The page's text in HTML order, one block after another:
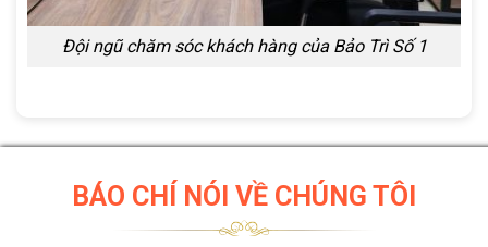
Đội ngũ chăm sóc khách hàng của Bảo Trì Số 1
BÁO CHÍ NÓI VỀ CHÚNG TÔI